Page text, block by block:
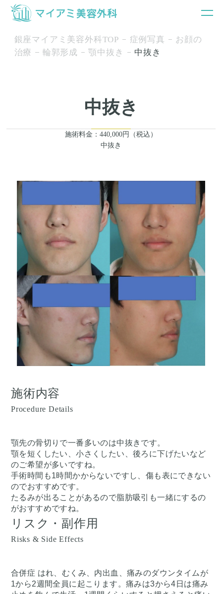
銀座マイアミ美容外科TOP 症例写真
お顔の
治療
輪郭形成 顎中抜き 中抜き
中抜き
施術料金：440,000円（税込）
中抜き
施術内容
Procedure Details
顎先の骨切りで一番多いのは中抜きです。
顎を短くしたい、小さくしたい、後ろに下げたいなど
のご希望が多いですね。
手術時間も1時間かからないですし、傷も表にできない
のでおすすめです。
たるみが出ることがあるので脂肪吸引も一緒にするの
がおすすめですね。
リスク・副作用
Risks & Side Effects
合併症 はれ、むくみ、内出血、痛みのダウンタイムが
1から2週間全員に起こります。痛みは3から4日は痛み